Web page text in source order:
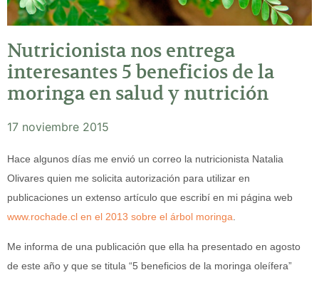
Nutricionista nos entrega
interesantes 5 beneficios de la
moringa en salud y nutrición
17 noviembre 2015
Hace algunos días me envió un correo la nutricionista Natalia
Olivares quien me solicita autorización para utilizar en
publicaciones un extenso artículo que escribí en mi página web
www.rochade.cl en el 2013 sobre el árbol moringa.
Me informa de una publicación que ella ha presentado en agosto
de este año y que se titula “5 beneficios de la moringa oleífera”